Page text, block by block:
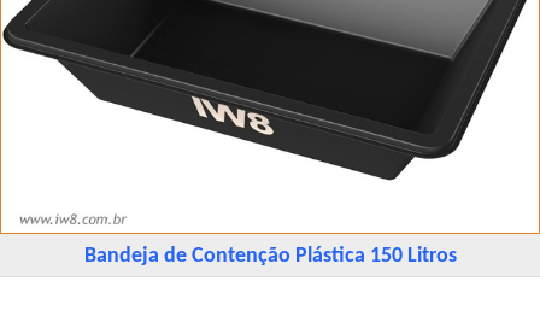
Bandeja de Contenção Plástica 150 Litros